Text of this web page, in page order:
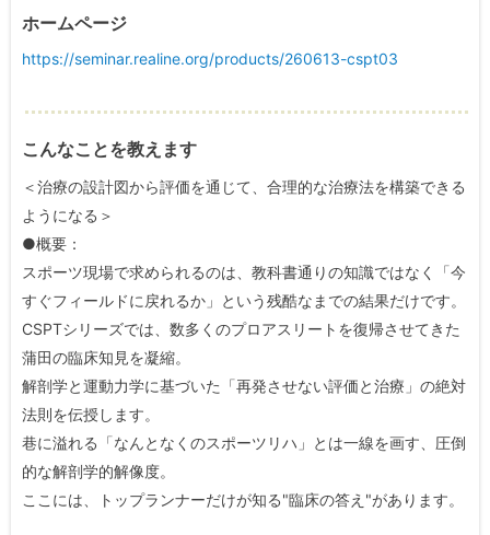
ホームページ
https://seminar.realine.org/products/260613-cspt03
こんなことを教えます
＜治療の設計図から評価を通じて、合理的な治療法を構築できる
ようになる＞
●概要：
スポーツ現場で求められるのは、教科書通りの知識ではなく「今
すぐフィールドに戻れるか」という残酷なまでの結果だけです。
CSPTシリーズでは、数多くのプロアスリートを復帰させてきた
蒲田の臨床知見を凝縮。
解剖学と運動力学に基づいた「再発させない評価と治療」の絶対
法則を伝授します。
巷に溢れる「なんとなくのスポーツリハ」とは一線を画す、圧倒
的な解剖学的解像度。
ここには、トップランナーだけが知る"臨床の答え"があります。